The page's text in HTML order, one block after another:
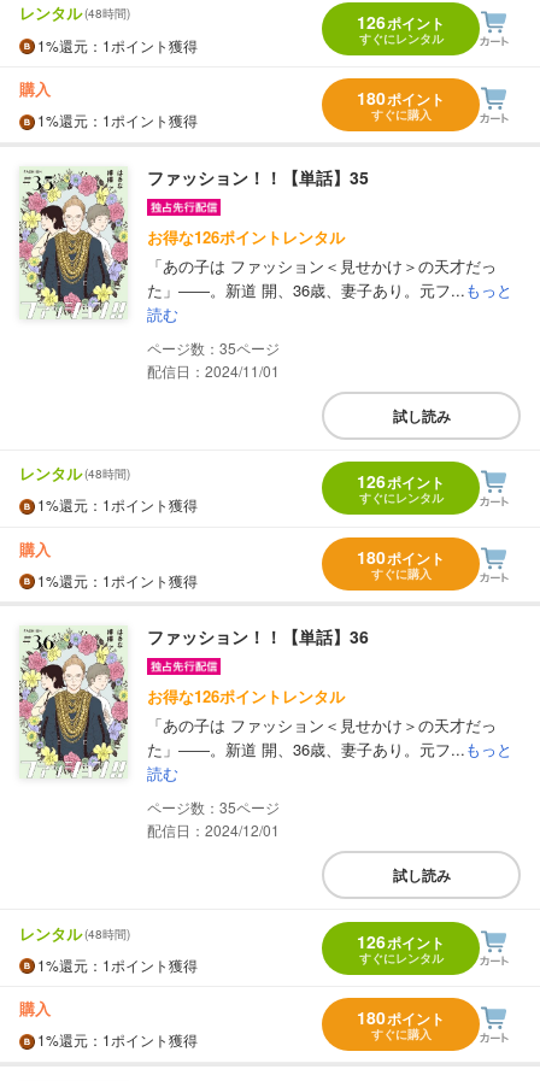
レンタル(48時間)
1%還元 ：1ポイント獲得
126ポイント
すぐにレンタル
購入
1%還元 ：1ポイント獲得
180ポイント
すぐに購入
ファッション！！【単話】35
お得な126ポイントレンタル
「あの子は ファッション＜見せかけ＞の天才だっ
た」――。新道 開、36歳、妻子あり。元フ...もっと
読む
35
配信日：2024/11/01
試し読み
レンタル(48時間)
1%還元 ：1ポイント獲得
126ポイント
すぐにレンタル
購入
1%還元 ：1ポイント獲得
180ポイント
すぐに購入
ファッション！！【単話】36
お得な126ポイントレンタル
「あの子は ファッション＜見せかけ＞の天才だっ
た」――。新道 開、36歳、妻子あり。元フ...もっと
読む
35
配信日：2024/12/01
試し読み
レンタル(48時間)
1%還元 ：1ポイント獲得
126ポイント
すぐにレンタル
購入
1%還元 ：1ポイント獲得
180ポイント
すぐに購入